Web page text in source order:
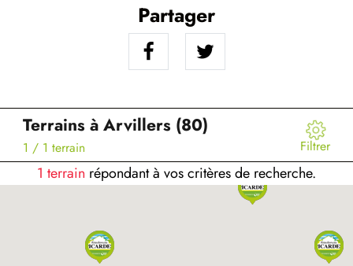
Partager
Terrains à Arvillers (80)
1 / 1 terrain Filtrer
1 terrain répondant à vos critères de recherche.